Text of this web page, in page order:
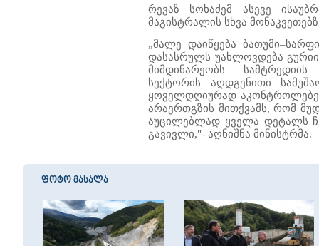
რევაზ სოხაძემ ასევე
მაგისტრალის სხვა
„მალე დაიწყება
დასასრულს უახლოვდება
მიმდინარეობს
სექტორის აღდგენითი
ყოველდღიურად
არაერთგზის მითქვამს, რომ
აუცილებლად ყველა დეტალს
გავივლი,"- აღნიშნა მინისტრმა.
ფოტო მასალა